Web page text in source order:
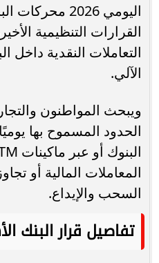
اليومي 2026
القرارات التنظيمية
التعاملات النقدية داخل
الآلي.
ويبحث المواطنون
الحدود المسموح بها
المعاملات المالية أو
السحب والإيداع.
تفاصيل قرار البنك